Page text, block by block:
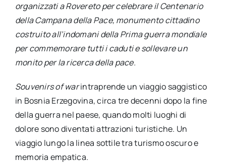
organizzati a Rovereto per celebrare il Centenario
della Campana della Pace, monumento cittadino
costruito all’indomani della Prima guerra mondiale
per commemorare tutti i caduti e sollevare un
monito per la ricerca della pace.
Souvenirs of warintraprende un viaggio saggistico
in Bosnia Erzegovina, circa tre decenni dopo la fine
della guerra nel paese, quando molti luoghi di
dolore sono diventati attrazioni turistiche. Un
viaggio lungo la linea sottile tra turismo oscuro e
memoria empatica.